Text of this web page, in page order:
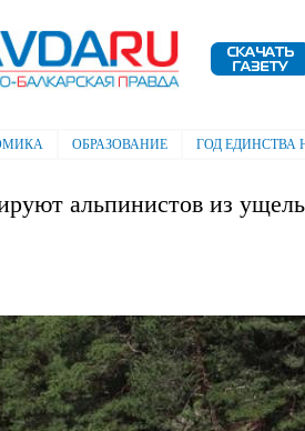
ОБРАЗОВАНИЕ ГОД ЕДИНСТВА
альпинистов из